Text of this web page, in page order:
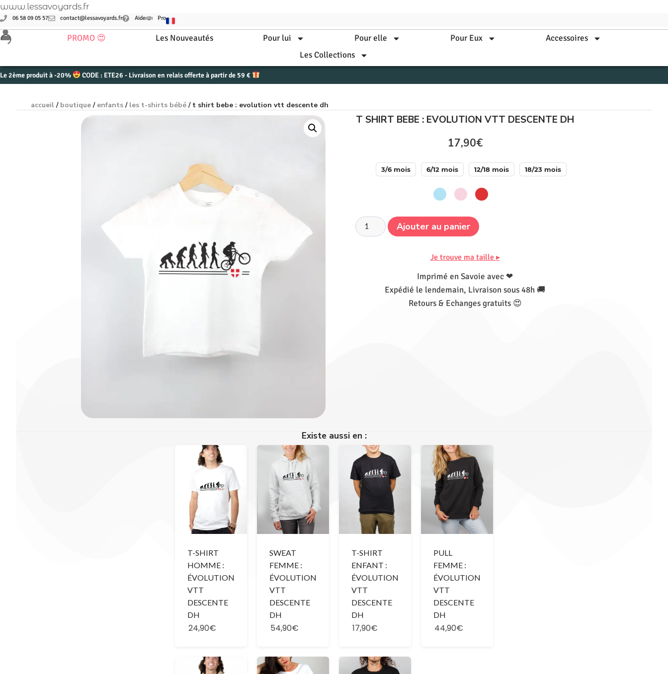
www.lessavoyards.fr
06 58 09 05 57 contact@lessavoyards.fr Aide Pro
PROMO 😍 Les Nouveautés Pour lui Pour elle Pour Eux
Accessoires
Les Collections
Le 2ème produit à -20% CODE : ETE26 - Livraison en relais offerte à partir de 59 €
accueil / boutique / enfants / les t-shirts bébé / t shirt bebe : evolution vtt descente dh
T SHIRT BEBE : EVOLUTION VTT DESCENTE DH
17,90€
3/6 mois 6/12 mois 12/18 mois 18/23 mois
Ajouter au panier
Je trouve ma taille ▸
Imprimé en Savoie avec ❤
Expédié le lendemain, Livraison sous 48h 🚚
Retours & Echanges gratuits 😍
Existe aussi en :
T-SHIRT
HOMME :
ÉVOLUTION
VTT
DESCENTE
DH
24,90€
SWEAT
FEMME :
ÉVOLUTION
VTT
DESCENTE
DH
54,90€
T-SHIRT
ENFANT :
ÉVOLUTION
VTT
DESCENTE
DH
17,90€
PULL
FEMME :
ÉVOLUTION
VTT
DESCENTE
DH
44,90€